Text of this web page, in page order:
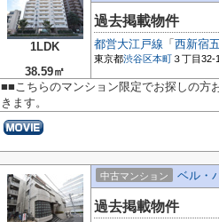
1LDK
38.59㎡
過去掲載物件
都営大江戸線 「 西新宿
東京都渋谷区本町 ３丁目32-1
■■こちらのマンション限定でお探しの方
きます。
中古マンション ベル・
過去掲載物件